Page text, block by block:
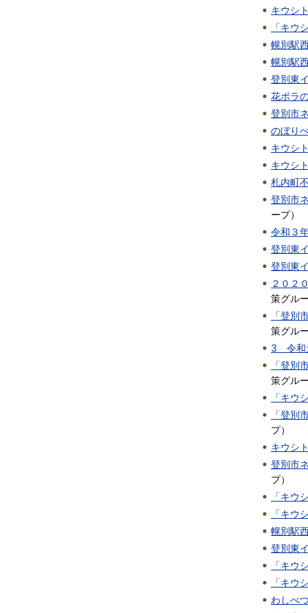
キウシ
「キウ
幌別駅
幌別駅
登別東
花ボラ
登別市
のぼり
キウシ
キウシ
札内町
登別市
ープ）
令和３
登別東
登別東
２０２
策グル
「登別
策グル
3 令和
「登別
策グル
「キウ
「登別
プ）
キウシ
登別市
プ）
「キウ
「キウ
幌別駅
登別東
「キウ
「キウ
わしべ